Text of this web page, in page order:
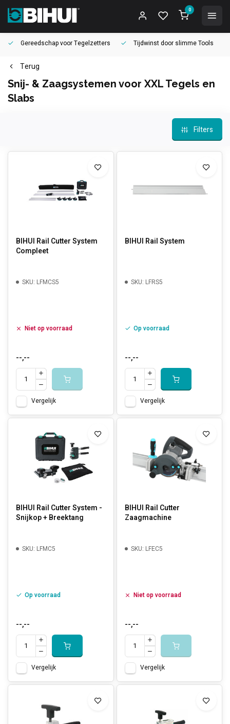
0
Gereedschap voorTegelzetters Tijdwinst door slimme Tools
Terug
Snij- & Zaagsystemen voor XXL Tegels en
Slabs
Filters
BIHUI Rail Cutter System
Compleet
SKU: LFMCS5
Niet op voorraad
--,--
Vergelijk
BIHUI Rail System
SKU: LFRS5
Op voorraad
--,--
Vergelijk
BIHUI Rail Cutter System -
Snijkop + Breektang
SKU: LFMC5
Op voorraad
--,--
Vergelijk
BIHUI Rail Cutter
Zaagmachine
SKU: LFEC5
Niet op voorraad
--,--
Vergelijk